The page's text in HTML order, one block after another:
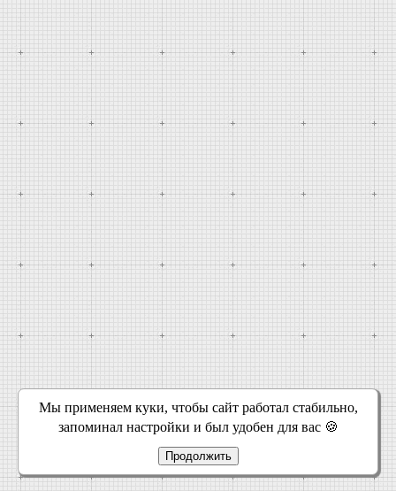
Мы применяем куки, чтобы сайт работал стабильно,
запоминал настройки и был удобен для вас 🍪
Продолжить